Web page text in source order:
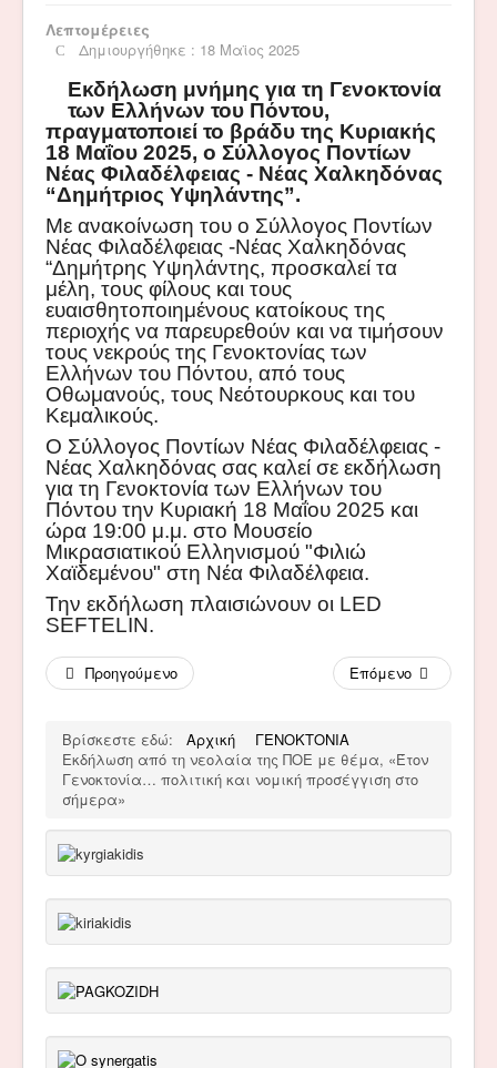
Λεπτομέρειες
Δημιουργήθηκε : 18 Μαϊος 2025
Εκδήλωση μνήμης για τη Γενοκτονία
των Ελλήνων του Πόντου,
πραγματοποιεί το βράδυ της Κυριακής
18 Μαΐου 2025, ο Σύλλογος Ποντίων
Νέας Φιλαδέλφειας - Νέας Χαλκηδόνας
“Δημήτριος Υψηλάντης”.
Με ανακοίνωση του ο Σύλλογος Ποντίων
Νέας Φιλαδέλφειας -Νέας Χαλκηδόνας
“Δημήτρης Υψηλάντης, προσκαλεί τα
μέλη, τους φίλους και τους
ευαισθητοποιημένους κατοίκους της
περιοχής να παρευρεθούν και να τιμήσουν
τους νεκρούς της Γενοκτονίας των
Ελλήνων του Πόντου, από τους
Οθωμανούς, τους Νεότουρκους και του
Κεμαλικούς.
O Σύλλογος Ποντίων Νέας Φιλαδέλφειας -
Νέας Χαλκηδόνας σας καλεί σε εκδήλωση
για τη Γενοκτονία των Ελλήνων του
Πόντου την Κυριακή 18 Μαΐου 2025 και
ώρα 19:00 μ.μ. στο Μουσείο
Μικρασιατικού Ελληνισμού "Φιλιώ
Χαϊδεμένου" στη Νέα Φιλαδέλφεια.
Την εκδήλωση πλαισιώνουν οι LED
SEFTELIN.
Προηγούμενο Επόμενο
Βρίσκεστε εδώ: Αρχική
ΓΕΝΟΚΤΟΝΙΑ
Εκδήλωση από τη νεολαία της ΠΟΕ με θέμα, «Έτον
Γενοκτονία… πολιτική και νομική προσέγγιση στο
σήμερα»